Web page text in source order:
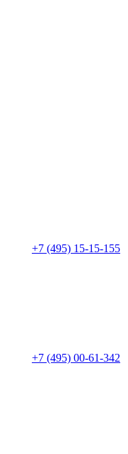
+7 (495) 15-15-155
+7 (495) 00-61-342